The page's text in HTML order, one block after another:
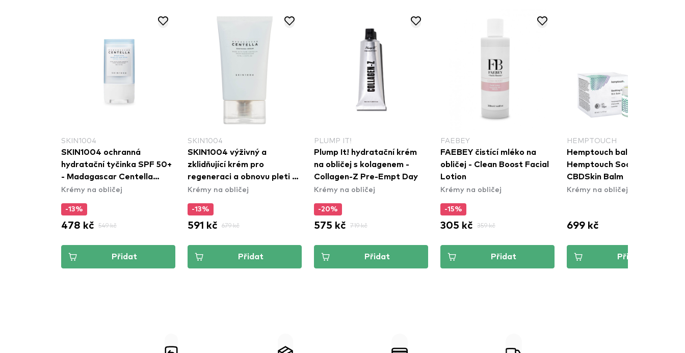
SKIN1004
SKIN1004 ochranná
hydratační tyčinka SPF 50+
- Madagascar Centella
Hyalu-Cica Silky- Fit Sun
Krémy na obličej
-13%
478 kč 549 kč
Přidat
SKIN1004
SKIN1004 výživný a
zklidňující krém pro
regeneraci a obnovu pleti -
Madagascar Centella
Krémy na obličej
-13%
591 kč 679 kč
Přidat
PLUMP IT!
Plump It! hydratační krém
na obličej s kolagenem -
Collagen-Z Pre-Empt Day
Krémy na obličej
-20%
575 kč 719 kč
Přidat
FAEBEY
FAEBEY čistící mléko na
obličej - Clean Boost Facial
Lotion
Krémy na obličej
-15%
305 kč 359 kč
Přidat
HEMPTOUCH
Hemptouch balzám na pleť -
Hemptouch Soothing
CBDSkin Balm
Krémy na obličej
699 kč
Přidat